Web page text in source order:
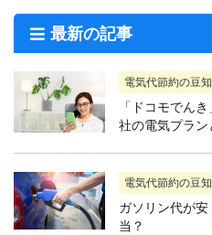
最新の記事
電気代節約の豆
「ドコモでん
社の電気プラン
電気代節約の豆
ガソリン代が
当？